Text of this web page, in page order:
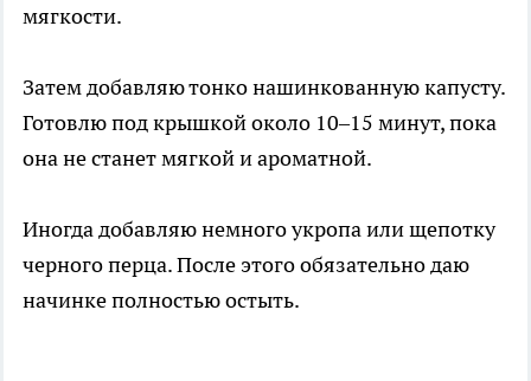
мягкости.
Затем добавляю тонко нашинкованную капусту.
Готовлю под крышкой около 10–15 минут, пока
она не станет мягкой и ароматной.
Иногда добавляю немного укропа или щепотку
черного перца. После этого обязательно даю
начинке полностью остыть.